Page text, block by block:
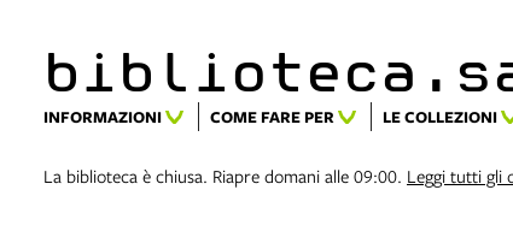
INFORMAZIONI COME FARE PER LE COLLEZIONI
La biblioteca è chiusa. Riapre domani alle 09:00. Leggi tutti gli